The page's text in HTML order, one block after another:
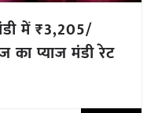
में ₹3,205/
प्याज मंडी रेट